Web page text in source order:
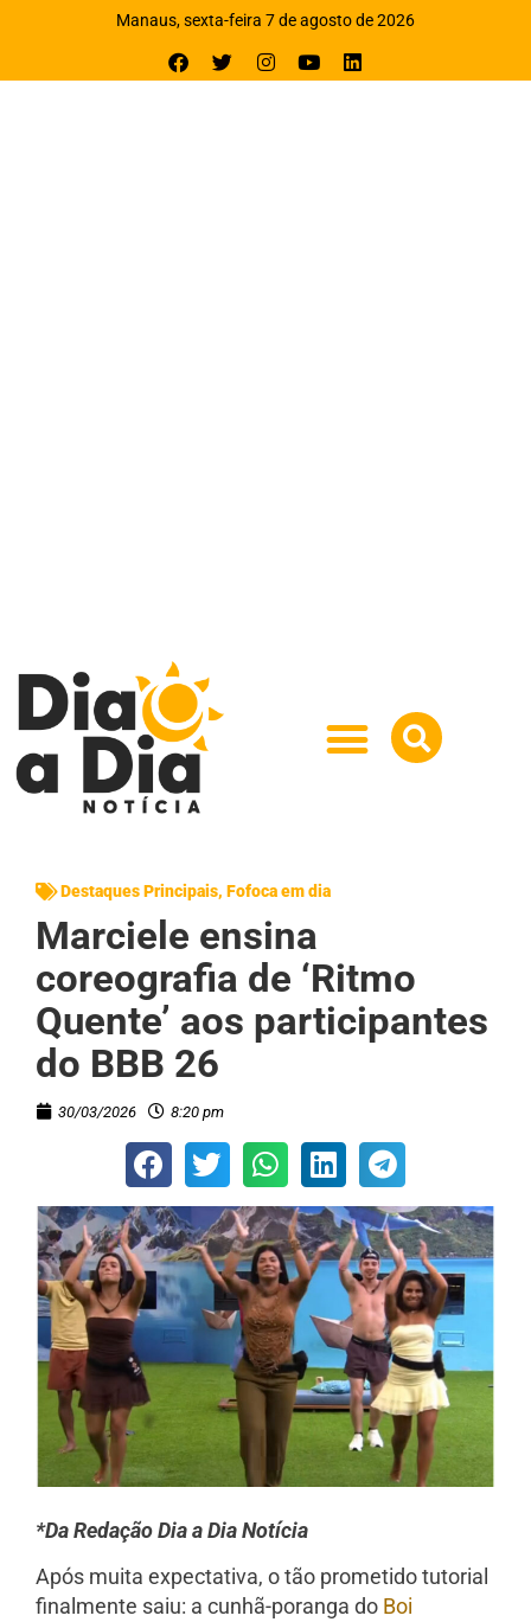
Manaus, sexta-feira 7 de agosto de 2026
Destaques Principais, Fofoca em dia
Marciele ensina
coreografia de ‘Ritmo
Quente’ aos participantes
do BBB 26
30/03/2026 8:20 pm
*Da Redação Dia a Dia Notícia
Após muita expectativa, o tão prometido tutorial
finalmente saiu: a cunhã-poranga do Boi